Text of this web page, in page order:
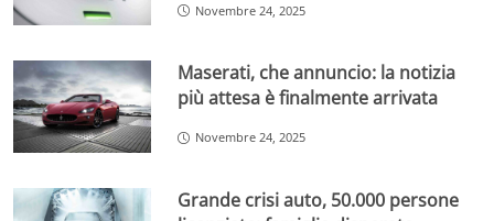
Novembre 24, 2025
Maserati, che annuncio: la notizia
più attesa è finalmente arrivata
Novembre 24, 2025
Grande crisi auto, 50.000 persone